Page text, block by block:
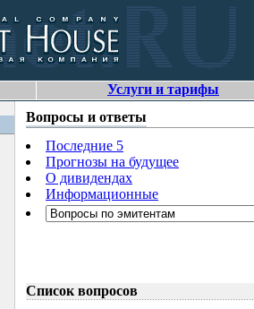
Услуги и тарифы
Вопросы и ответы
Последние 5
Прогнозы на будущее
О дивидендах
Информационные
Список вопросов